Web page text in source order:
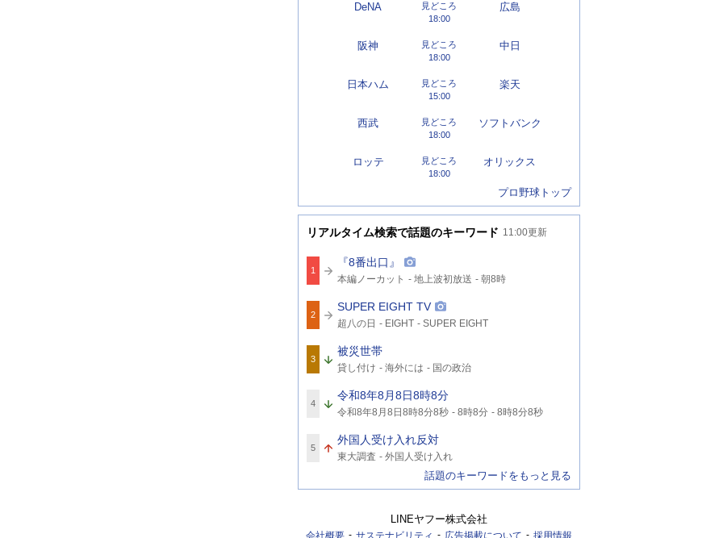
DeNA 広島
18:00
見どころ
阪神 中日
18:00
見どころ
日本ハム 楽天
15:00
見どころ
西武 ソフトバンク
18:00
見どころ
ロッテ オリックス
18:00
見どころ
プロ野球トップ
リアルタイム検索で話題のキーワード 11:00更新
1
『8番出口』
関
連
ー
ド
本編ノーカット 地上波初放送 朝8時
2
SUPER EIGHT TV
関
連
ー
ド
超八の日 EIGHT SUPER EIGHT
3
被災世帯
関
連
ー
ド
貸し付け 海外には 国の政治
4
令和8年8月8日8時8分
関
連
ー
ド
令和8年8月8日8時8分8秒 8時8分 8時8分8秒
5
外国人受け入れ反対
関
連
東大調査 外国人受け入れ
話題のキーワードをもっと見る
LINEヤフー株式会社
会社概要 サステナビリティ 広告掲載について 採用情報